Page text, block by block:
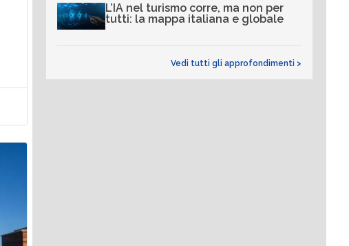
L’IA nel turismo corre, ma non per
tutti: la mappa italiana e globale
Vedi tutti gli approfondimenti >